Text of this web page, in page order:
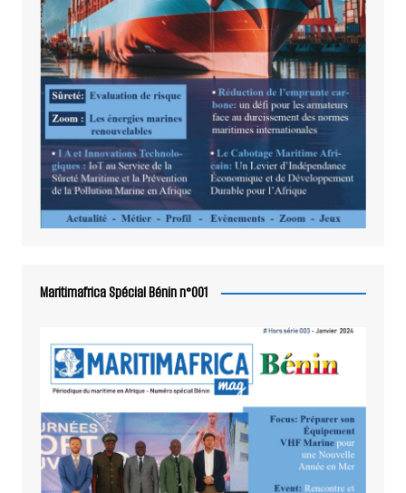
Maritimafrica Spécial Bénin n°001